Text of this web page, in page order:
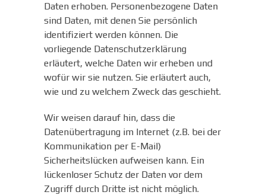
Daten erhoben. Personenbezogene Daten
sind Daten, mit denen Sie persönlich
identifiziert werden können. Die
vorliegende Datenschutzerklärung
erläutert, welche Daten wir erheben und
wofür wir sie nutzen. Sie erläutert auch,
wie und zu welchem Zweck das geschieht.
Wir weisen darauf hin, dass die
Datenübertragung im Internet (z.B. bei der
Kommunikation per E-Mail)
Sicherheitslücken aufweisen kann. Ein
lückenloser Schutz der Daten vor dem
Zugriff durch Dritte ist nicht möglich.